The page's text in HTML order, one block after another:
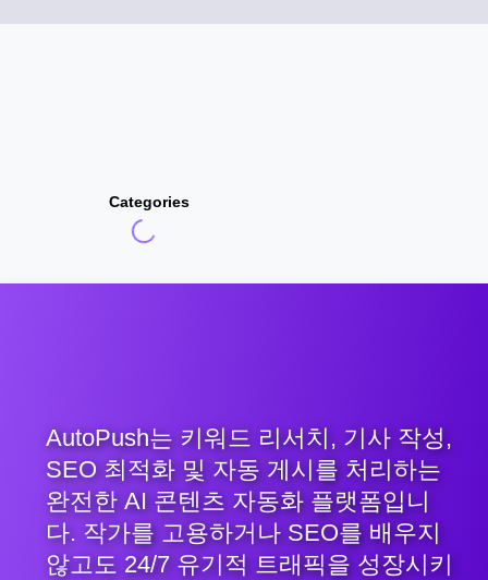
Categories
AutoPush는 키워드 리서치, 기사 작성,
SEO 최적화 및 자동 게시를 처리하는
완전한 AI 콘텐츠 자동화 플랫폼입니
다. 작가를 고용하거나 SEO를 배우지
않고도 24/7 유기적 트래픽을 성장시키